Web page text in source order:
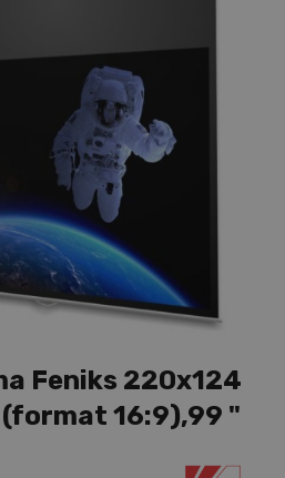
Feniks 220x124
(format 16:9),99 "